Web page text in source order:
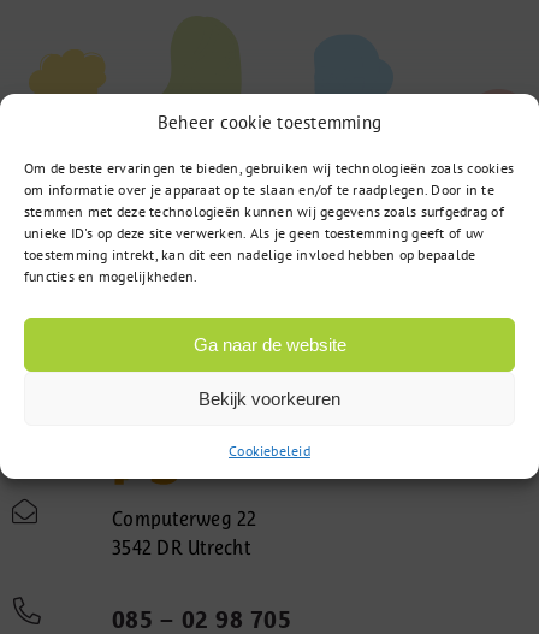
Beheer cookie toestemming
Om de beste ervaringen te bieden, gebruiken wij technologieën zoals cookies
om informatie over je apparaat op te slaan en/of te raadplegen. Door in te
stemmen met deze technologieën kunnen wij gegevens zoals surfgedrag of
unieke ID's op deze site verwerken. Als je geen toestemming geeft of uw
toestemming intrekt, kan dit een nadelige invloed hebben op bepaalde
functies en mogelijkheden.
Ga naar de website
Bekijk voorkeuren
Cookiebeleid
Computerweg 22
3542 DR Utrecht
085 – 02 98 705